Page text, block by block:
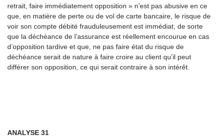
retrait, faire immédiatement opposition » n’est pas abusive en ce
que, en matière de perte ou de vol de carte bancaire, le risque de
voir son compte débité frauduleusement est immédiat, de sorte
que la déchéance de l’assurance est réellement encourue en cas
d’opposition tardive et que, ne pas faire état du risque de
déchéance serait de nature à faire croire au client qu’il peut
différer son opposition, ce qui serait contraire à son intérêt.
ANALYSE 31